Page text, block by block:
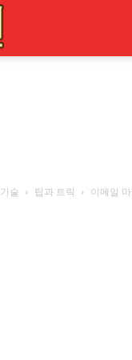
기술 팁과 트릭 이메일